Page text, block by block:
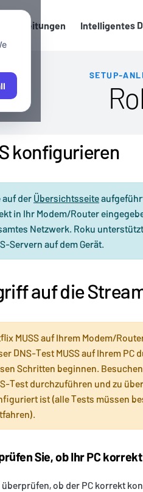
Anleitungen Intelligentes
SETUP-
konfigurieren
auf der Übersichtsseite
in Ihr Modem/Router
Netzwerk. Roku
Servern auf dem Gerät.
auf die
MUSS auf Ihrem Modem/
DNS-Test MUSS auf Ihrem
Schritten beginnen.
Test durchzuführen und zu
ist (alle Tests müssen
Sie, ob Ihr PC
überprüfen, ob der PC korrekt